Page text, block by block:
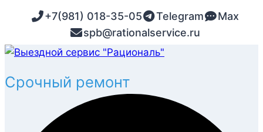
Перейти
содержимому
+7(981) 018-35-05 Telegram
Max
spb@rationalservice.ru
Срочный ремонт